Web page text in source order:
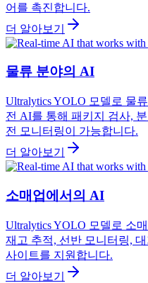
어를 촉진합니다.
더 알아보기
물류 분야의 AI
Ultralytics YOLO 모델로 물
전 AI를 통해 패키지 검사,
전 모니터링이 가능합니다.
더 알아보기
소매업에서의 AI
Ultralytics YOLO 모델로 소
재고 추적, 선반 모니터링,
사이트를 지원합니다.
더 알아보기